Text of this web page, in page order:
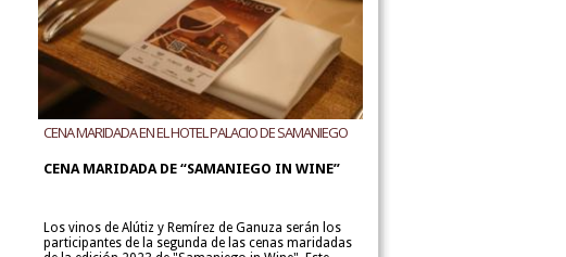
CENA MARIDADA EN EL HOTEL PALACIO DE SAMANIEGO
CENA MARIDADA DE “SAMANIEGO IN WINE”
Los vinos de Alútiz y Remírez de Ganuza serán los
participantes de la segunda de las cenas maridadas